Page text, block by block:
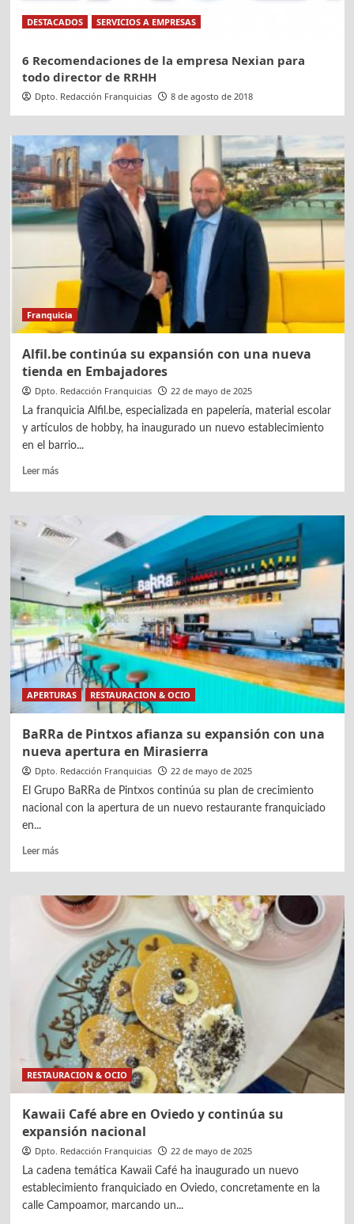
DESTACADOS SERVICIOS A EMPRESAS
6 Recomendaciones de la empresa Nexian para
todo director de RRHH
Dpto. Redacción Franquicias 8 de agosto de 2018
Franquicia
Alfil.be continúa su expansión con una nueva
tienda en Embajadores
Dpto. Redacción Franquicias 22 de mayo de 2025
La franquicia Alfil.be, especializada en papelería, material escolar
y artículos de hobby, ha inaugurado un nuevo establecimiento
en el barrio...
Leer másLeer
continúa
su
nueva
tienda
en
Embajadores
APERTURAS RESTAURACION & OCIO
BaRRa de Pintxos afianza su expansión con una
nueva apertura en Mirasierra
Dpto. Redacción Franquicias 22 de mayo de 2025
El Grupo BaRRa de Pintxos continúa su plan de crecimiento
nacional con la apertura de un nuevo restaurante franquiciado
en...
Leer másLeer
BaRRa
de
Pintxos
afianza
expansión
con
una
nueva
apertura
en
Mirasierra
RESTAURACION & OCIO
Kawaii Café abre en Oviedo y continúa su
expansión nacional
Dpto. Redacción Franquicias 22 de mayo de 2025
La cadena temática Kawaii Café ha inaugurado un nuevo
establecimiento franquiciado en Oviedo, concretamente en la
calle Campoamor, marcando un...